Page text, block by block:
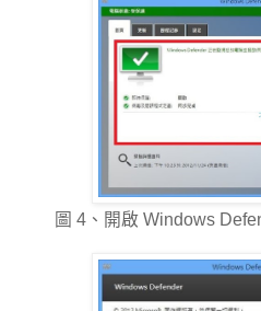
圖 4、開啟 Windows